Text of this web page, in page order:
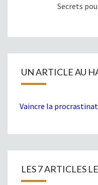
Secrets
UN ARTICLE AU
Vaincre la
LES 7 ARTICLES